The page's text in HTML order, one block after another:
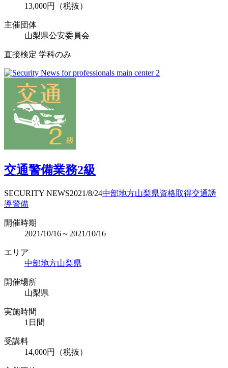
13,000円（税抜）
主催団体
山梨県公安委員会
直接検定 学科のみ
交通警備業務2級
SECURITY NEWS2021/8/24中部地方山梨県資格取得交通誘
導警備
開催時期
2021/10/16～2021/10/16
エリア
中部地方山梨県
開催場所
山梨県
実施時間
1日間
受講料
14,000円（税抜）